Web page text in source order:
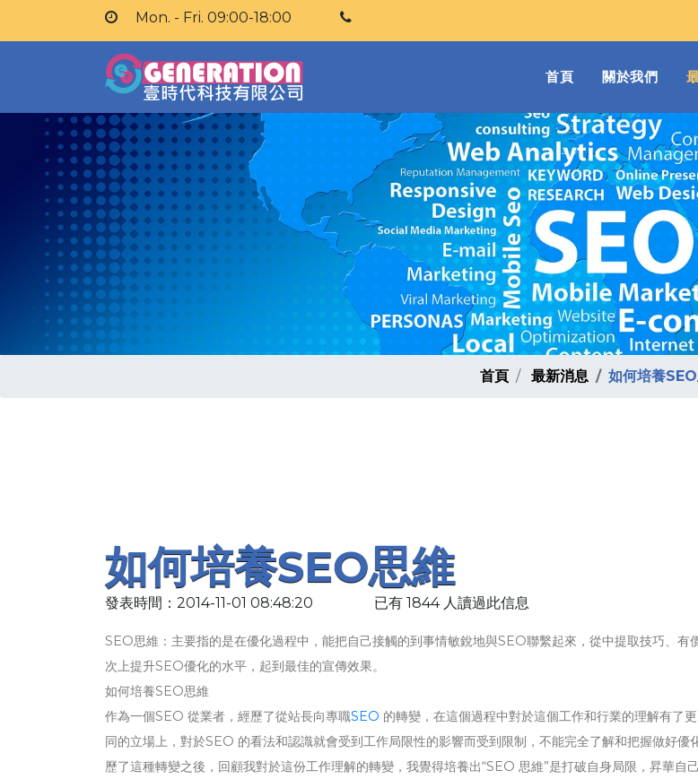
Mon. - Fri. 09:00-18:00
首頁(current)
關於我們
首頁 最新消息 如何培養
如何培養SEO思維
發表時間：2014-11-01 08:48:20 已有 1844 人讀過此信息
SEO思維：主要指的是在優化過程中，能把自己接觸的到事情敏銳地與SEO聯繫起來，從中提取技巧、有
次上提升SEO優化的水平，起到最佳的宣傳效果。
如何培養SEO思維
作為一個SEO 從業者，經歷了從站長向專職SEO 的轉變，在這個過程中對於這個工作和行業的理解有了
同的立場上，對於SEO 的看法和認識就會受到工作局限性的影響而受到限制，不能完全了解和把握做好優
歷了這種轉變之後，回顧我對於這份工作理解的轉變，我覺得培養出“SEO 思維”是打破自身局限，昇華自